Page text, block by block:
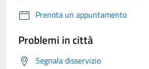
Prenota un appuntamento
Problemi in città
Segnala disservizio